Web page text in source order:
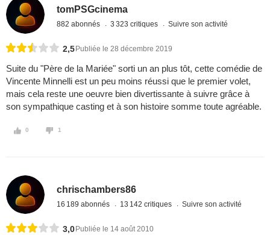
tomPSGcinema
882 abonnés 3 323 critiques Suivre son activité
2,5 Publiée le 28 décembre 2019
Suite du "Père de la Mariée" sorti un an plus tôt, cette comédie de
Vincente Minnelli est un peu moins réussi que le premier volet,
mais cela reste une oeuvre bien divertissante à suivre grâce à
son sympathique casting et à son histoire somme toute agréable.
0 1
chrischambers86
16 189 abonnés 13 142 critiques Suivre son activité
3,0 Publiée le 14 août 2010